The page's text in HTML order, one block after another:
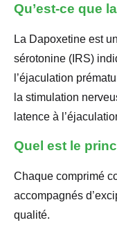
Qu’est-ce que
La Dapoxetine est
sérotonine (IRS)
l’éjaculation
la stimulation
latence à
Quel est le
Chaque comprimé
accompagnés
qualité.